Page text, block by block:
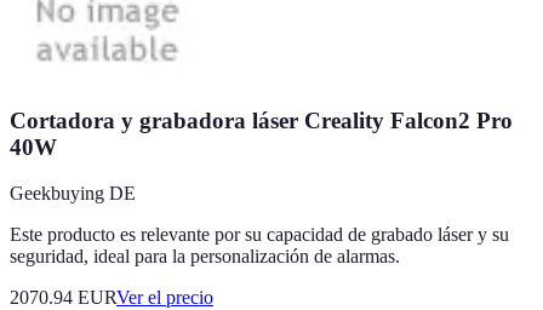
Cortadora y grabadora láser Creality Falcon2 Pro
40W
Geekbuying DE
Este producto es relevante por su capacidad de grabado láser y su
seguridad, ideal para la personalización de alarmas.
2070.94 EURVer el precio